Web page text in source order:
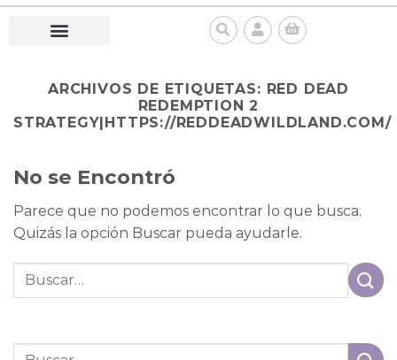
ARCHIVOS DE ETIQUETAS: RED DEAD
REDEMPTION 2
STRATEGY|HTTPS://REDDEADWILDLAND.COM/
No se Encontró
Parece que no podemos encontrar lo que busca.
Quizás la opción Buscar pueda ayudarle.